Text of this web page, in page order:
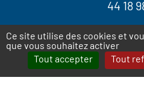
Ce site utilise des cookies et
que vous souhaitez activer
Tout accepter
Tout
44 18